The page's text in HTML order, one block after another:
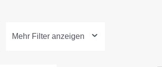
Mehr Filter anzeigen